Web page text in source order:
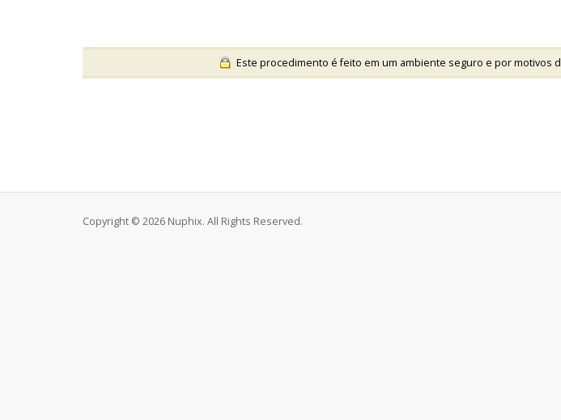
Este procedimento é feito em um ambiente seguro e por motivos
Copyright © 2026 Nuphix. All Rights Reserved.